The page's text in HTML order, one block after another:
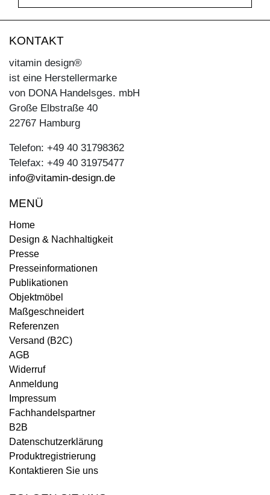
KONTAKT
vitamin design®
ist eine Herstellermarke
von DONA Handelsges. mbH
Große Elbstraße 40
22767 Hamburg
Telefon: +49 40 31798362
Telefax: +49 40 31975477
info@vitamin-design.de
MENÜ
Home
Design & Nachhaltigkeit
Presse
Presseinformationen
Publikationen
Objektmöbel
Maßgeschneidert
Referenzen
Versand (B2C)
AGB
Widerruf
Anmeldung
Impressum
Fachhandelspartner
B2B
Datenschutzerklärung
Produktregistrierung
Kontaktieren Sie uns